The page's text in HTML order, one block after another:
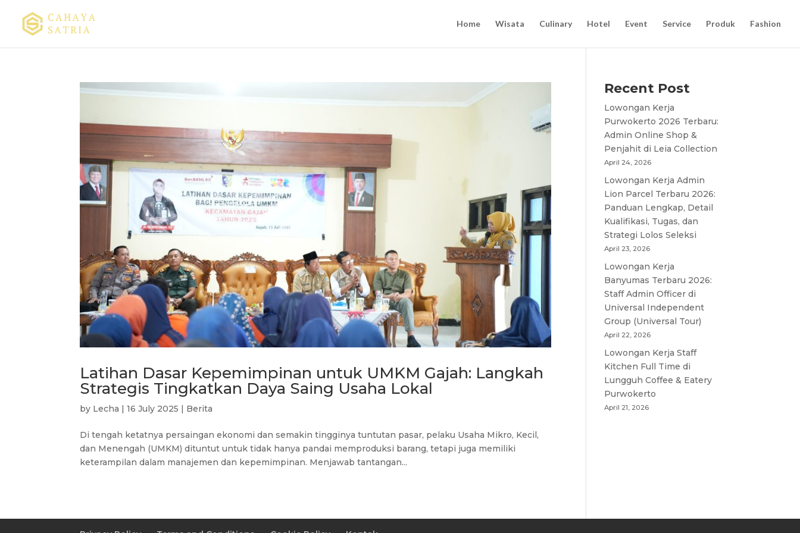
Home Wisata Culinary Hotel Event Service Produk Fashion
Latihan Dasar Kepemimpinan untuk UMKM Gajah: Langkah
Strategis Tingkatkan Daya Saing Usaha Lokal
by Lecha |16 July 2025 | Berita
Di tengah ketatnya persaingan ekonomi dan semakin tingginya tuntutan pasar, pelaku Usaha Mikro, Kecil,
dan Menengah (UMKM) dituntut untuk tidak hanya pandai memproduksi barang, tetapi juga memiliki
keterampilan dalam manajemen dan kepemimpinan. Menjawab tantangan...
Recent Post
Lowongan Kerja
Purwokerto 2026 Terbaru:
Admin Online Shop &
Penjahit di Leia Collection
April 24, 2026
Lowongan Kerja Admin
Lion Parcel Terbaru 2026:
Panduan Lengkap, Detail
Kualifikasi, Tugas, dan
Strategi Lolos Seleksi
April 23, 2026
Lowongan Kerja
Banyumas Terbaru 2026:
Staff Admin Officer di
Universal Independent
Group (Universal Tour)
April 22, 2026
Lowongan Kerja Staff
Kitchen Full Time di
Lungguh Coffee & Eatery
Purwokerto
April 21, 2026